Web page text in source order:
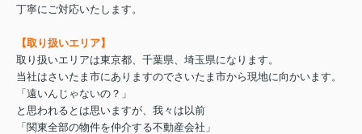
丁寧にご対応いたします。
【取り扱いエリア】
取り扱いエリアは東京都、千葉県、埼玉県になります。
当社はさいたま市にありますのでさいたま市から現地に向かいます。
「遠いんじゃないの？」
と思われるとは思いますが、我々は以前
「関東全部の物件を仲介する不動産会社」